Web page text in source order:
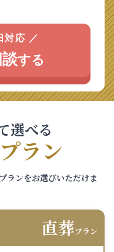
応 ／
する
選べる
ラン
ランをお選びいただけま
直葬プラン